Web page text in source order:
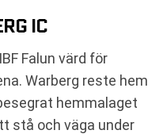
IC
Falun värd för
Warberg reste hem
hemmalaget
stå och väga under